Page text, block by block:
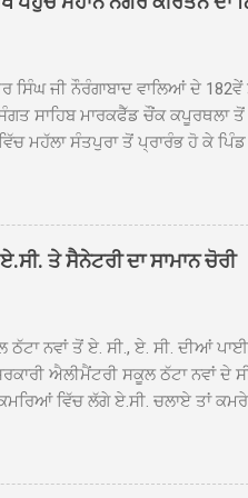
ਸਿੰਘ ਜੀ ਨੌਰੰਗਾਬਾਦ ਵਾਲਿਆਂ ਦੇ
ਸਾਹਿਬ ਮਾਰਕਫੈੱਡ ਚੌਂਕ ਕਪੂਰਥਲਾ
ਮਹੱਲਾ ਸੰਤਪੁਰਾ ਤੋਂ ਪ੍ਰਾਰੰਭ ਹੋ ਕੇ
ਪਹੁੰਚਿਆ। ਨਗਰ ਕੀਰਤਨ ਦੇ
ਇਲਾਕੇ ਦੀਆਂ ਸੰਗਤਾਂ ਵੱਲੋਂ ਜੈਕਾਰਿਆਂ
ਨਗਰ ਕੀਰਤਨ ਦੇ ਸਮਾਪਤੀ ਦੀ
ਸਾਹਿਬ ਠੱਟਾ ਦੇ ਮੁੱਖ ਸੇਵਾਦਾਰ
ਤੇ ਸੈਨੇਟਰੀ ਦਾ ਸਾਮਾਨ ਚੋਰੀ
ਨਵਾਂ ਤੋਂ ਏ. ਸੀ., ਏ. ਸੀ. ਦੀਆਂ
ਐਲੀਮੈਂਟਰੀ ਸਕੂਲ ਠੱਟਾ ਨਵਾਂ
ਵਿੱਚ ਲੱਗੇ ਏ.ਸੀ. ਚਲਾਏ ਤਾਂ
ਕਿ ਉਹ ਛੁੱਟੀਆਂ ਦੌਰਾਨ ਵੀ ਸਕੂਲ
ਜਾਪਦੀ ਹੈ। ਇਸ ਮੌਕੇ ਸਕੂਲ ਸਟਾਫ